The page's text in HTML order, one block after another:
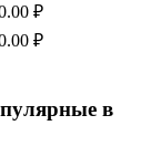
₽
₽
в